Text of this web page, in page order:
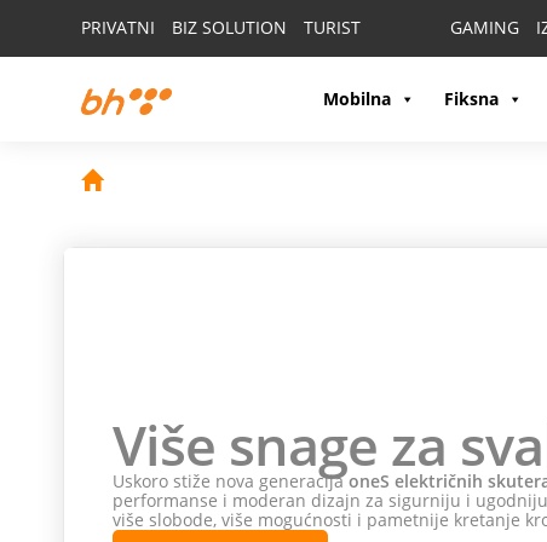
PRIVATNI BIZ SOLUTION TURIST GAMING
Mobilna Fiksna
Više snage za
Uskoro stiže nova generacijaoneS električnih
performanse i moderan dizajn za sigurniju i
više slobode, više mogućnosti i pametnije kretanje